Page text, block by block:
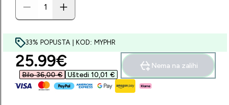
33% POPUSTA | KOD: MYPHR
discounted price
25.99€‎
Bilo 36,00 €‎ Uštedi 10,01 €‎
Nema na zalihi